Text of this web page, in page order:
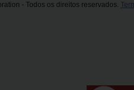
- Todos os direitos reservados.